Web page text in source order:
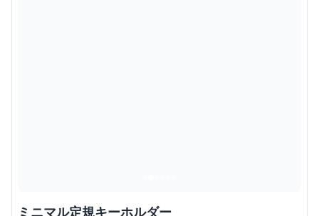
ミニマル定規キーホルダー